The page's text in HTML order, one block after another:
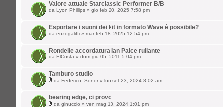
Valore attuale Starclassic Performer B/B
da Lyon Phillips » gio feb 20, 2025 7:58 pm
Esportare i suoni dei kit in formato Wave è possibile?
da enzogaliffi » mar feb 18, 2025 12:54 pm
Rondelle accordatura Ian Paice rullante
da ElCosta » dom giu 05, 2011 5:04 pm
Tamburo studio
da Federico_Sonor » lun set 23, 2024 8:02 am
bearing edge, ci provo
da ginuccio » ven mag 10, 2024 1:01 pm